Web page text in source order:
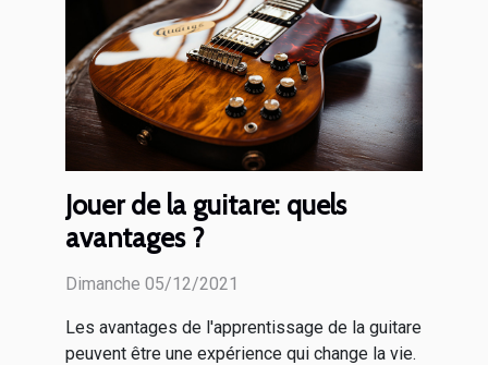
Jouer de la guitare: quels
avantages ?
Dimanche 05/12/2021
Les avantages de l'apprentissage de la guitare
peuvent être une expérience qui change la vie.